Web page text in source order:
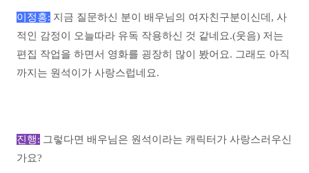
이정홍: 지금 질문하신 분이 배우님의 여자친구분이신데, 사
적인 감정이 오늘따라 유독 작용하신 것 같네요.(웃음) 저는
편집 작업을 하면서 영화를 굉장히 많이 봤어요. 그래도 아직
까지는 원석이가 사랑스럽네요.
진행: 그렇다면 배우님은 원석이라는 캐릭터가 사랑스러우신
가요?